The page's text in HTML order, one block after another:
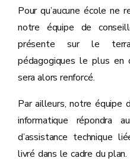
Pour qu’aucune école
notre équipe de
présente sur le
pédagogiques le plus en
sera alors renforcé.
Par ailleurs, notre équipe
informatique répondra
d’assistance technique
livré dans le cadre du plan.